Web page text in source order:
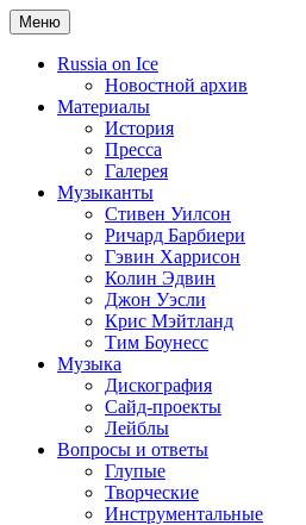
Меню
Russia on Ice
Новостной архив
Материалы
История
Пресса
Галерея
Музыканты
Стивен Уилсон
Ричард Барбиери
Гэвин Харрисон
Колин Эдвин
Джон Уэсли
Крис Мэйтланд
Тим Боунесс
Музыка
Дискография
Сайд-проекты
Лейблы
Вопросы и ответы
Глупые
Творческие
Инструментальные